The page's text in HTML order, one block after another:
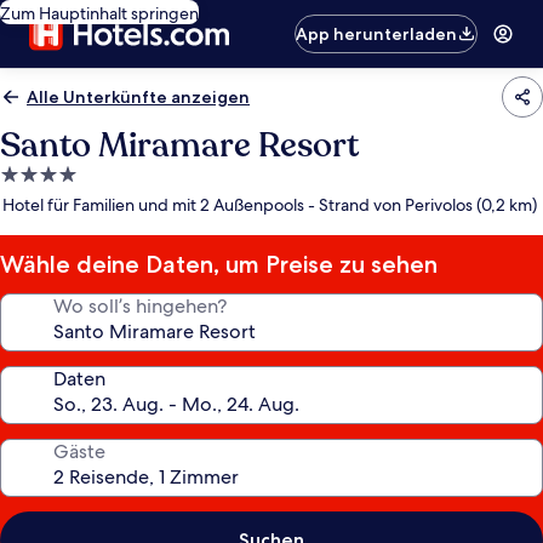
Zum Hauptinhalt springen
App herunterladen
Alle Unterkünfte anzeigen
Santo Miramare Resort
4.0-
Sterne-
Hotel für Familien und mit 2 Außenpools - Strand von Perivolos (0,2 km)
Wähle deine Daten, um Preise zu sehen
Wo soll’s hingehen?
Daten
Gäste